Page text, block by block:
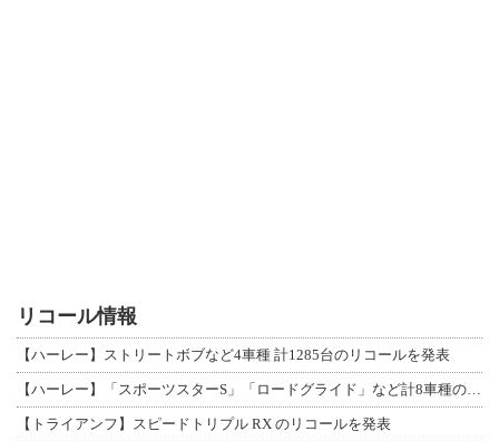
リコール情報
【ハーレー】ストリートボブなど4車種 計1285台のリコールを発表
【トライアンフ】スピードトリプル RX のリコールを発表